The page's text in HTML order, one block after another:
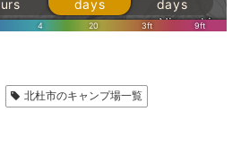
北杜市のキャンプ場一覧